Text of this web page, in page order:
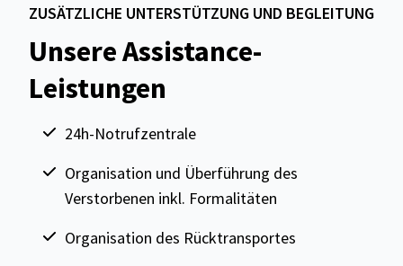
ZUSÄTZLICHE UNTERSTÜTZUNG UND BEGLEITUNG
Unsere Assistance-
Leistungen
24h-Notrufzentrale
Organisation und Überführung des
Verstorbenen inkl. Formalitäten
Organisation des Rücktransportes